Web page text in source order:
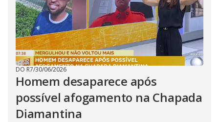
DO R7/30/06/2026
Homem desaparece após
possível afogamento na Chapada
Diamantina